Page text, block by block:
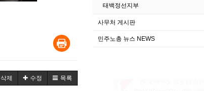
삭제 수정 목록
태백정선지부
사무처 게시판
민주노총 뉴스 NEWS